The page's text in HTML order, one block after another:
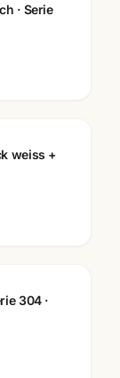
· Serie
weiss +
304 ·